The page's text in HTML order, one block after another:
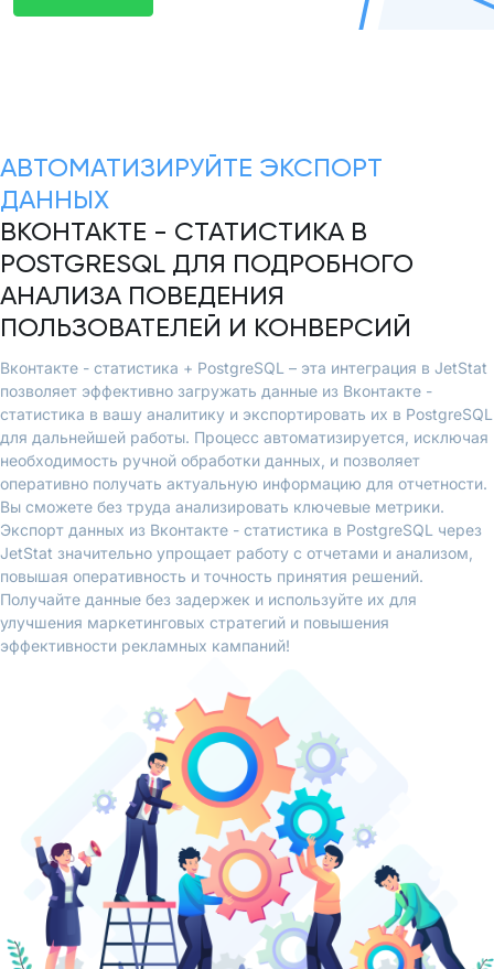
АВТОМАТИЗИРУЙТЕ ЭКСПОРТ
ДАННЫХ
ВКОНТАКТЕ - СТАТИСТИКА В
POSTGRESQL ДЛЯ ПОДРОБНОГО
АНАЛИЗА ПОВЕДЕНИЯ
ПОЛЬЗОВАТЕЛЕЙ И КОНВЕРСИЙ
Вконтакте - статистика + PostgreSQL – эта интеграция в JetStat
позволяет эффективно загружать данные из Вконтакте -
статистика в вашу аналитику и экспортировать их в PostgreSQL
для дальнейшей работы. Процесс автоматизируется, исключая
необходимость ручной обработки данных, и позволяет
оперативно получать актуальную информацию для отчетности.
Вы сможете без труда анализировать ключевые метрики.
Экспорт данных из Вконтакте - статистика в PostgreSQL через
JetStat значительно упрощает работу с отчетами и анализом,
повышая оперативность и точность принятия решений.
Получайте данные без задержек и используйте их для
улучшения маркетинговых стратегий и повышения
эффективности рекламных кампаний!